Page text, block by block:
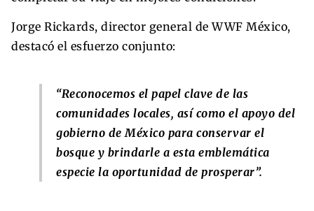
Jorge Rickards, director general de WWF México,
destacó el esfuerzo conjunto:
“Reconocemos el papel clave de las
comunidades locales, así como el apoyo del
gobierno de México para conservar el
bosque y brindarle a esta emblemática
especie la oportunidad de prosperar”.